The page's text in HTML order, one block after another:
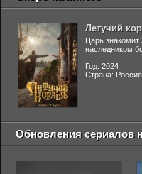
Летучий
Царь
наследником
Год: 2024
Страна: Россия
Обновления сериалов